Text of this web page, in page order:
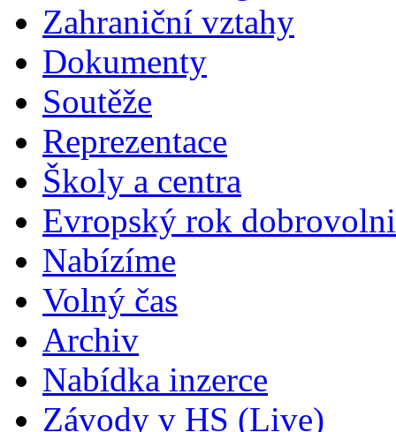
Zahraniční vztahy
Dokumenty
Soutěže
Reprezentace
Školy a centra
Evropský rok
Nabízíme
Volný čas
Archiv
Nabídka inzerce
Závody v HS (Live)